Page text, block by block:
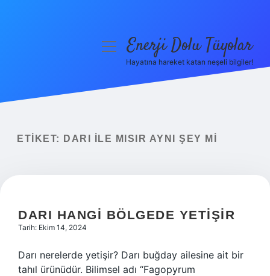
Yasal Uyarı
menüyüEnerji Dolu Tüyolar
Hayatına hareket katan neşeli bilgiler!
ETIKET: DARI ILE MISIR AYNI ŞEY MI
DARI HANGI BÖLGEDE YETIŞIR
Tarih: Ekim 14, 2024
Darı nerelerde yetişir? Darı buğday ailesine ait bir
tahıl ürünüdür. Bilimsel adı “Fagopyrum